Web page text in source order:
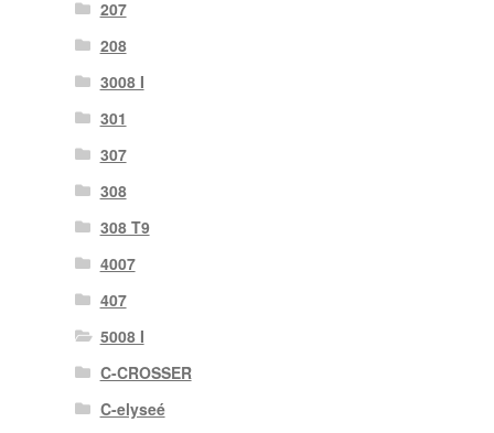
207
208
3008 I
301
307
308
308 T9
4007
407
5008 I
C-CROSSER
C-elyseé